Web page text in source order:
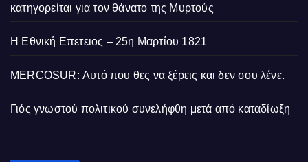
κατηγορείται για τον θάνατο της Μυρτούς
Η Εθνική Επετειος – 25η Μαρτίου 1821
MERCOSUR: Αυτό που θες να ξέρεις και δεν σου λένε.
Γιός γνωστού πολιτικού συνελήφθη μετά από καταδίωξη